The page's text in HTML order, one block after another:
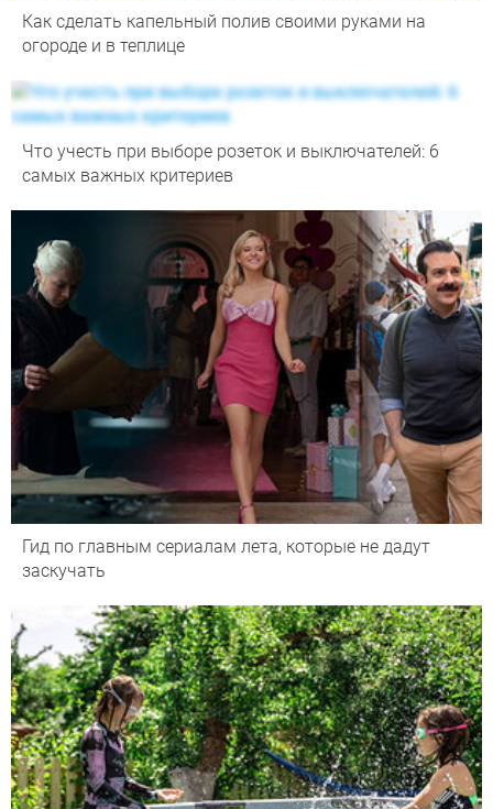
Как сделать капельный полив своими руками на
огороде и в теплице
Что учесть при выборе розеток и выключателей: 6
самых важных критериев
Гид по главным сериалам лета, которые не дадут
заскучать